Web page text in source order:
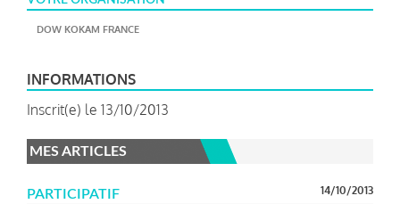
DOW KOKAM FRANCE
INFORMATIONS
Inscrit(e) le 13/10/2013
MES ARTICLES
PARTICIPATIF 14/10/2013